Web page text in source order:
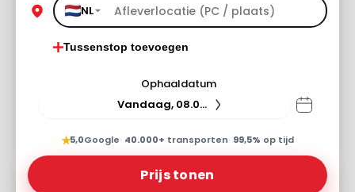
NL
Tussenstop toevoegen
Ophaaldatum
Vandaag, 08.08.26
★5,0Google· 40.000+ transporten· 99,5% op tijd
Prijs tonen